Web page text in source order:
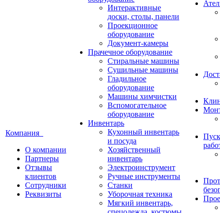
Компания
О компании
Партнеры
Отзывы
клиентов
Сотрудники
Реквизиты
Интерактивные
доски, столы, панели
Проекционное
оборудование
Документ-камеры
Прачечное оборудование
Стиральные машины
Сушильные машины
Гладильное
оборудование
Машины химчистки
Вспомогательное
оборудование
Инвентарь
Кухонный инвентарь
и посуда
Хозяйственный
инвентарь
Электроинструмент
Ручные инструменты
Станки
Уборочная техника
Мягкий инвентарь,